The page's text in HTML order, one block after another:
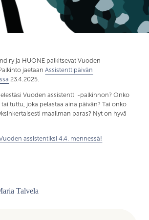
ry ja HUONE palkitsevat Vuoden
jaetaanAssistenttipäivän
23.4.2025.
Vuoden assistentti -palkinnon? Onko
tai tuttu, joka pelastaa aina päivän? Tai onko
maailman paras? Nyt on hyvä
assistentiksi 4.4. mennessä!
Talvela